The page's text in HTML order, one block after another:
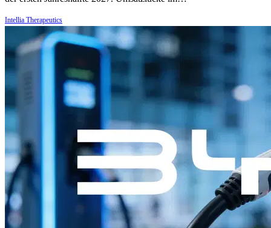
Intellia Therapeutics